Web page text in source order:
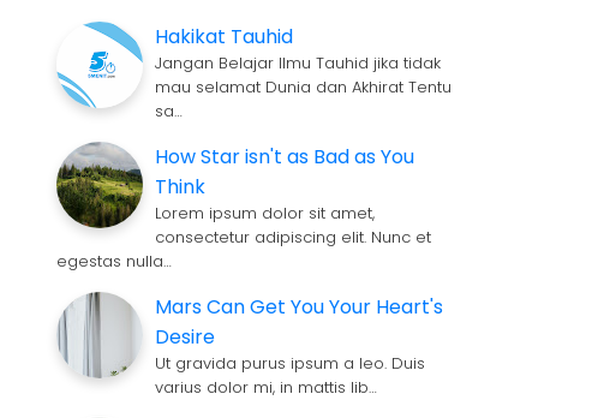
Hakikat Tauhid
Jangan Belajar Ilmu Tauhid jika tidak
mau selamat Dunia dan Akhirat Tentu
sa…
How Star isn't as Bad as You
Think
Lorem ipsum dolor sit amet,
consectetur adipiscing elit. Nunc et
egestas nulla…
Mars Can Get You Your Heart's
Desire
Ut gravida purus ipsum a leo. Duis
varius dolor mi, in mattis lib…